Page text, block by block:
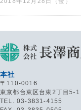
本社
〒110-0016
東京都台東区台東2丁目5-1
TEL. 03-3831-4155